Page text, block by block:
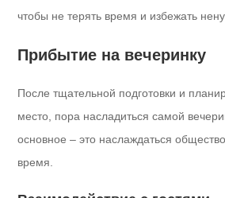
чтобы не терять время и избежать
Прибытие на вечеринку
После тщательной подготовки и
место, пора насладиться самой
основное – это наслаждаться
время.